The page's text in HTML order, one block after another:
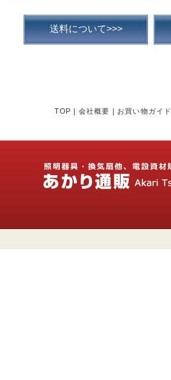
送料について>>>
TOP 会社概要 お買い物ガイド